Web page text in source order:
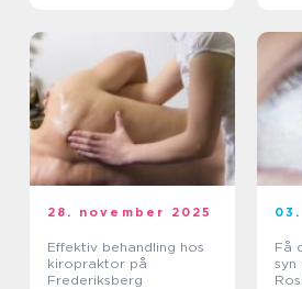
28. november 2025
Effektiv behandling hos
kiropraktor på
Frederiksberg
Få
syn